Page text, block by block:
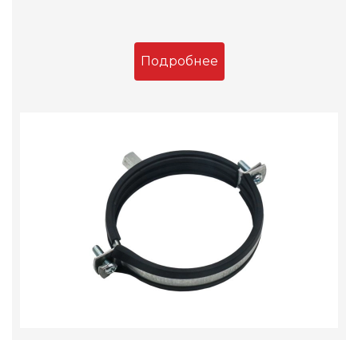
Подробнее